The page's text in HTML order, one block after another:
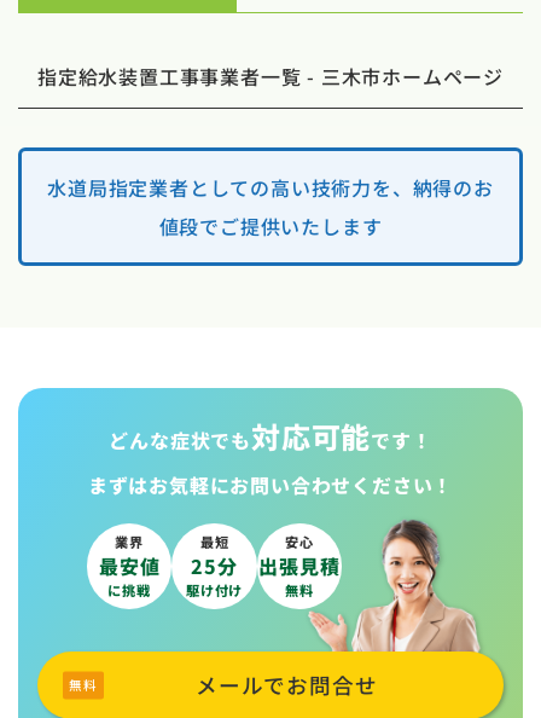
指定給水装置工事事業者一覧 - 三木市ホームページ
水道局指定業者としての高い技術力を、納得のお
値段でご提供いたします
どんな症状でも対応可能です！
まずはお気軽にお問い合わせください！
業界
最安値
に挑戦
最短
25分
駆け付け
安心
出張見積
無料
メールでお問合せ